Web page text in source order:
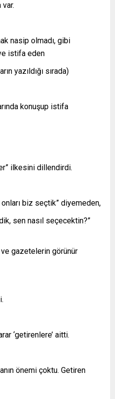
nasip olmadı, gibi
istifa eden
yazıldığı sırada)
konuşup istifa
ilkesini dillendirdi.
biz seçtik” diyemeden,
sen nasıl seçecektin?”
ve gazetelerin görünür
‘getirenlere’ aitti.
önemi çoktu. Getiren